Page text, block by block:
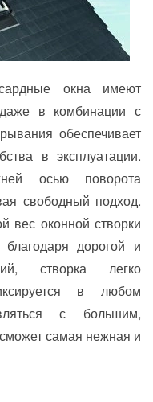
окна имеют
в комбинации с
обеспечивает
в эксплуатации.
осью поворота
свободный подход.
вес оконной створки
дорогой и
створка легко
в любом
с большим,
самая нежная и